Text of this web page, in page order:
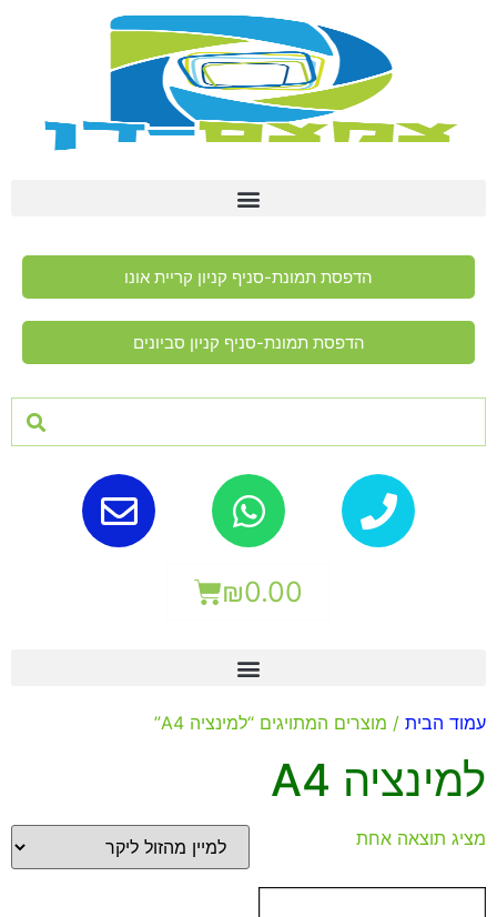
הדפסת תמונת-סניף קניון קריית אונו
הדפסת תמונת-סניף קניון סביונים
₪0.00
עמוד הבית / מוצרים המתויגים “למינציה A4”
למינציה A4
מציג תוצאה אחת